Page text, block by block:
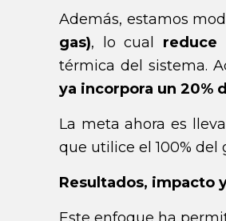
Además, estamos
gas), lo cual reduce
térmica del sistema.
ya incorpora un 20%
La meta ahora es
que utilice el 100% del
Resultados, impacto